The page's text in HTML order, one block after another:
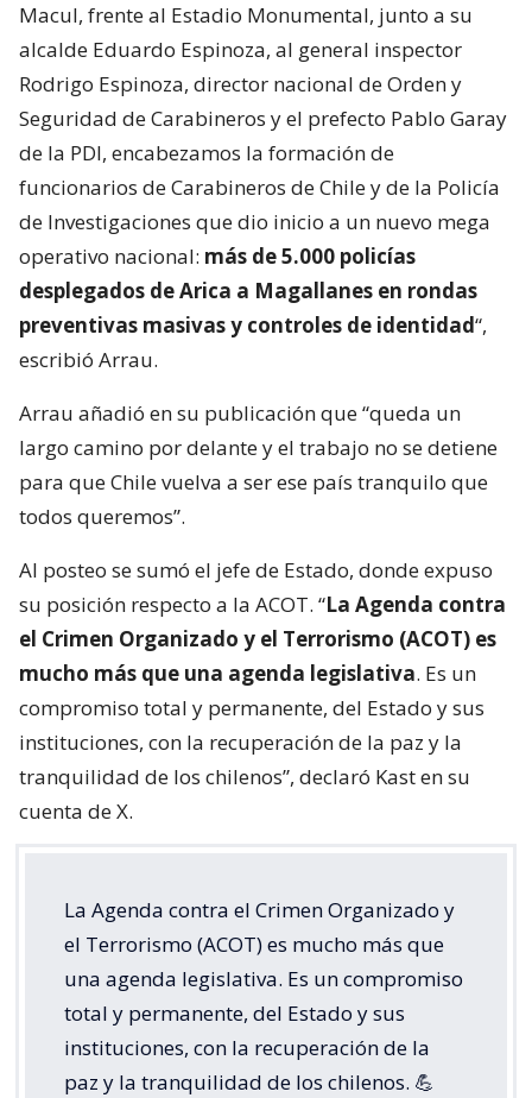
Macul, frente al Estadio Monumental, junto a su
alcalde Eduardo Espinoza, al general inspector
Rodrigo Espinoza, director nacional de Orden y
Seguridad de Carabineros y el prefecto Pablo Garay
de la PDI, encabezamos la formación de
funcionarios de Carabineros de Chile y de la Policía
de Investigaciones que dio inicio a un nuevo mega
operativo nacional: más de 5.000 policías
desplegados de Arica a Magallanes en rondas
preventivas masivas y controles de identidad“,
escribió Arrau.
Arrau añadió en su publicación que “queda un
largo camino por delante y el trabajo no se detiene
para que Chile vuelva a ser ese país tranquilo que
todos queremos”.
Al posteo se sumó el jefe de Estado, donde expuso
su posición respecto a la ACOT. “La Agenda contra
el Crimen Organizado y el Terrorismo (ACOT) es
mucho más que una agenda legislativa. Es un
compromiso total y permanente, del Estado y sus
instituciones, con la recuperación de la paz y la
tranquilidad de los chilenos”, declaró Kast en su
cuenta de X.
La Agenda contra el Crimen Organizado y
el Terrorismo (ACOT) es mucho más que
una agenda legislativa. Es un compromiso
total y permanente, del Estado y sus
instituciones, con la recuperación de la
paz y la tranquilidad de los chilenos. 💪